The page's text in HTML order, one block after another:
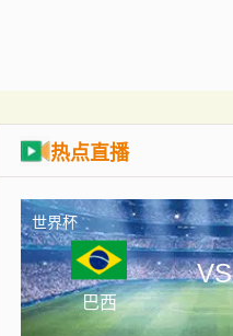
热点直播
世界杯
巴西
VS